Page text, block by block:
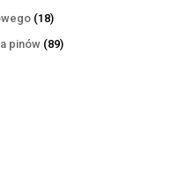
1818
produktów
pinów 8989